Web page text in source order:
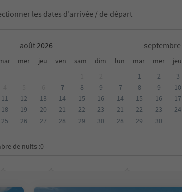
les dates d’arrivée / de départ
août septembre
mer jeu ven sam dim lun mar mer jeu
7 8
9
11 12 13 14 15
16
18 19 20 21 22
23
25 26 27 28 29
30
1 2 3
7
8 9 10
14
15 16 17
21
22 23 24
28
29 30
de nuits :0
d'hôtes dans le
Stelvio